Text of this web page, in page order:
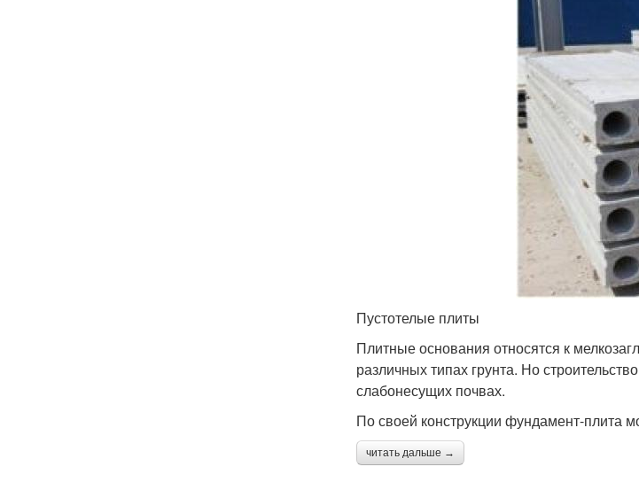
Пустотелые плиты
Плитные основания относятся к
различных типах грунта. Но
слабонесущих почвах.
По своей конструкции фундамент-плита
читать дальше →